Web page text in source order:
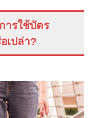
ารใช้บัตร
เปล่า?